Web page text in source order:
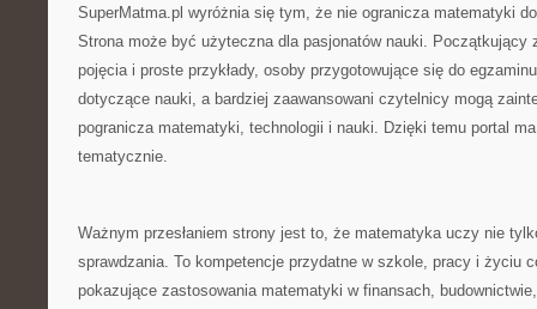
SuperMatma.pl wyróżnia się tym, że nie ogranicza matematyki
Strona może być użyteczna dla pasjonatów nauki. Początkujący
pojęcia i proste przykłady, osoby przygotowujące się do
dotyczące nauki, a bardziej zaawansowani czytelnicy mogą
pogranicza matematyki, technologii i nauki. Dzięki temu portal
tematycznie.
Ważnym przesłaniem strony jest to, że matematyka uczy nie
sprawdzania. To kompetencje przydatne w szkole, pracy i życiu
pokazujące zastosowania matematyki w finansach,